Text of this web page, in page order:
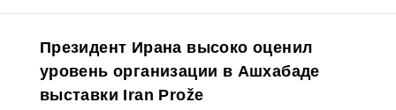
Новости
Медиа
Афиша
Президент Ирана высоко оценил
уровень организации в Ашхабаде
выставки Iran Prože